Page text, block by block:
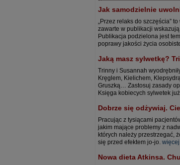
Jak samodzielnie
„Przez relaks do szczęścia”
zawarte w publikacji
Publikacja podzielona jest
poprawy jakości życia
Jaką masz sylwetkę?
Trinny i Susannah
Kręglem, Kielichem,
Gruszką… Zastosuj zasady
Księga kobiecych sylwetek
Dobrze się odżywiaj.
Pracując z tysiącami
jakim mające problemy z
których należy przestrzegać,
się przed efektem jo-jo. więcej
Nowa dieta Atkinsa.